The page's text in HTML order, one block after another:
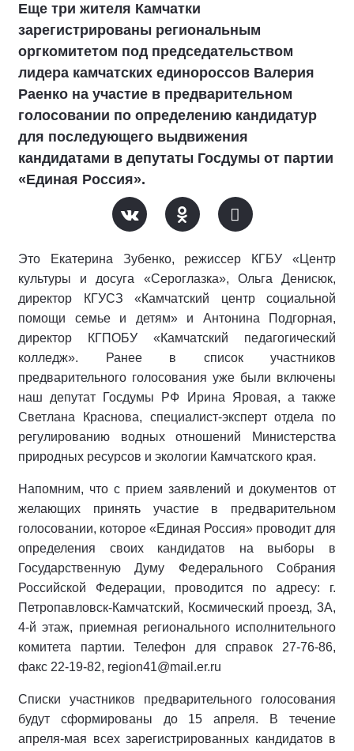
Еще три жителя Камчатки
зарегистрированы региональным
оргкомитетом под председательством
лидера камчатских единороссов Валерия
Раенко на участие в предварительном
голосовании по определению кандидатур
для последующего выдвижения
кандидатами в депутаты Госдумы от партии
«Единая Россия».
Это Екатерина Зубенко, режиссер КГБУ «Центр
культуры и досуга «Сероглазка», Ольга Денисюк,
директор КГУСЗ «Камчатский центр социальной
помощи семье и детям» и Антонина Подгорная,
директор КГПОБУ «Камчатский педагогический
колледж». Ранее в список участников
предварительного голосования уже были включены
наш депутат Госдумы РФ Ирина Яровая, а также
Светлана Краснова, специалист-эксперт отдела по
регулированию водных отношений Министерства
природных ресурсов и экологии Камчатского края.
Напомним, что с прием заявлений и документов от
желающих принять участие в предварительном
голосовании, которое «Единая Россия» проводит для
определения своих кандидатов на выборы в
Государственную Думу Федерального Собрания
Российской Федерации, проводится по адресу: г.
Петропавловск-Камчатский, Космический проезд, 3А,
4-й этаж, приемная регионального исполнительного
комитета партии. Телефон для справок 27-76-86,
факс 22-19-82, region41@mail.er.ru
Списки участников предварительного голосования
будут сформированы до 15 апреля. В течение
апреля-мая всех зарегистрированных кандидатов в